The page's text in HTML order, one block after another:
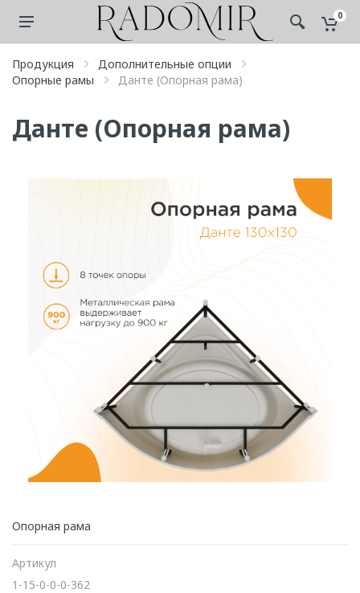
0
Продукция
Дополнительные опции
Опорные рамы
Данте (Опорная рама)
Данте (Опорная рама)
Опорная рама
Артикул
1-15-0-0-0-362